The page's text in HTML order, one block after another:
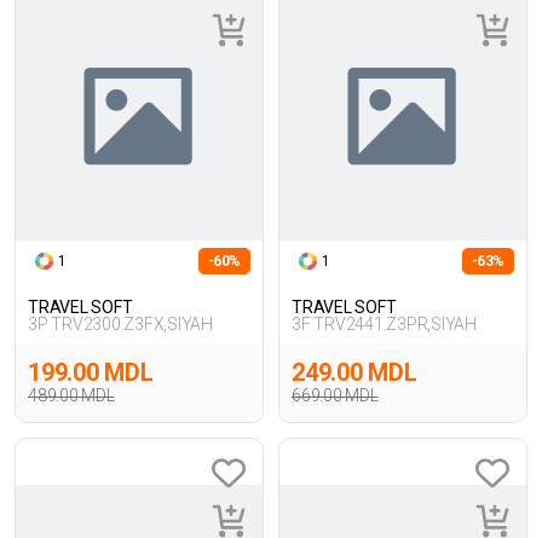
1 -60%
TRAVEL SOFT
3P TRV2300.Z3FX,SIYAH
489.00 MDL
199.00 MDL
1 -63%
TRAVEL SOFT
3F TRV2441.Z3PR,SIYAH
669.00 MDL
249.00 MDL